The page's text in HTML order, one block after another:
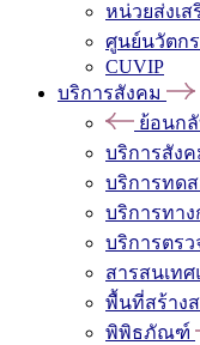
หน่วยส่งเ
ศูนย์นวัตกร
CUVIP
บริการสังคม
ย้อนก
บริการสังค
บริการทด
บริการทา
บริการตร
สารสนเท
พื้นที่สร้าง
พิพิธภัณฑ์